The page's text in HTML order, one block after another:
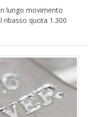
lungo movimento
quota 1.300